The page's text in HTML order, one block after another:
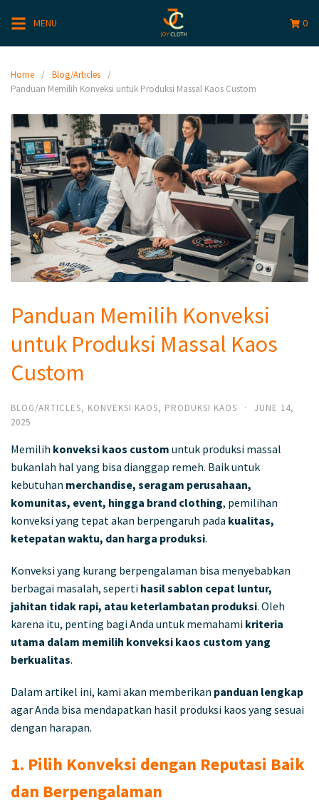
MENU 0
Home
Blog/Articles
Panduan Memilih Konveksi untuk Produksi Massal Kaos Custom
Panduan Memilih Konveksi
untuk Produksi Massal Kaos
Custom
BLOG/ARTICLES, KONVEKSI KAOS, PRODUKSI KAOS ·
JUNE 14,
2025
Memilih konveksi kaos custom untuk produksi massal
bukanlah hal yang bisa dianggap remeh. Baik untuk
kebutuhan merchandise, seragam perusahaan,
komunitas, event, hingga brand clothing, pemilihan
konveksi yang tepat akan berpengaruh pada kualitas,
ketepatan waktu, dan harga produksi.
Konveksi yang kurang berpengalaman bisa menyebabkan
berbagai masalah, seperti hasil sablon cepat luntur,
jahitan tidak rapi, atau keterlambatan produksi. Oleh
karena itu, penting bagi Anda untuk memahami kriteria
utama dalam memilih konveksi kaos custom yang
berkualitas.
Dalam artikel ini, kami akan memberikan panduan lengkap
agar Anda bisa mendapatkan hasil produksi kaos yang sesuai
dengan harapan.
1. Pilih Konveksi dengan Reputasi Baik
dan Berpengalaman